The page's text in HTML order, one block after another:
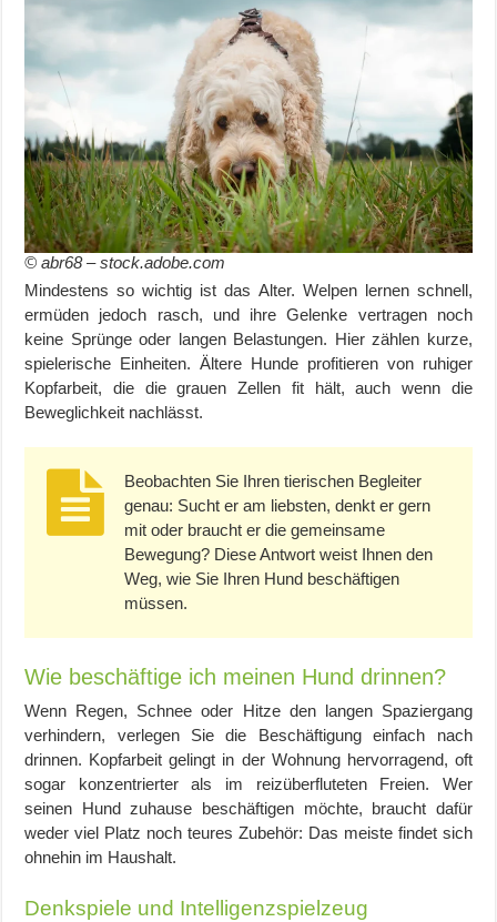
© abr68 – stock.adobe.com
Mindestens so wichtig ist das Alter. Welpen lernen schnell,
ermüden jedoch rasch, und ihre Gelenke vertragen noch
keine Sprünge oder langen Belastungen. Hier zählen kurze,
spielerische Einheiten. Ältere Hunde profitieren von ruhiger
Kopfarbeit, die die grauen Zellen fit hält, auch wenn die
Beweglichkeit nachlässt.
Beobachten Sie Ihren tierischen Begleiter
genau: Sucht er am liebsten, denkt er gern
mit oder braucht er die gemeinsame
Bewegung? Diese Antwort weist Ihnen den
Weg, wie Sie Ihren Hund beschäftigen
müssen.
Wie beschäftige ich meinen Hund drinnen?
Wenn Regen, Schnee oder Hitze den langen Spaziergang
verhindern, verlegen Sie die Beschäftigung einfach nach
drinnen. Kopfarbeit gelingt in der Wohnung hervorragend, oft
sogar konzentrierter als im reizüberfluteten Freien. Wer
seinen Hund zuhause beschäftigen möchte, braucht dafür
weder viel Platz noch teures Zubehör: Das meiste findet sich
ohnehin im Haushalt.
Denkspiele und Intelligenzspielzeug